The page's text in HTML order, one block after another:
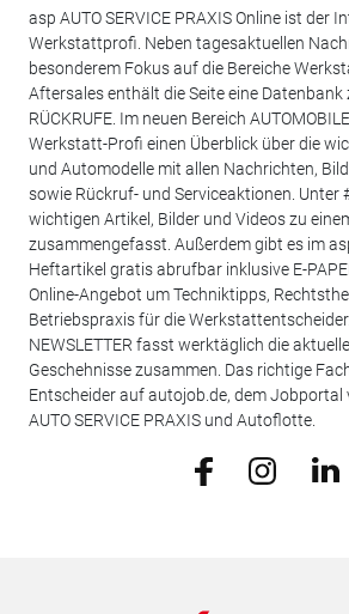
asp AUTO SERVICE PRAXIS Online ist der
Werkstattprofi. Neben tagesaktuellen
besonderem Fokus auf die Bereiche
Aftersales enthält die Seite eine Datenbank
RÜCKRUFE. Im neuen Bereich
Werkstatt-Profi einen Überblick über die
und Automodelle mit allen Nachrichten,
sowie Rückruf- und Serviceaktionen. Unter
wichtigen Artikel, Bilder und Videos zu
zusammengefasst. Außerdem gibt es im
Heftartikel gratis abrufbar inklusive E-
Online-Angebot um Techniktipps,
Betriebspraxis für die
NEWSLETTER fasst werktäglich die
Geschehnisse zusammen. Das richtige
Entscheider auf autojob.de, dem Jobportal
AUTO SERVICE PRAXIS und Autoflotte.